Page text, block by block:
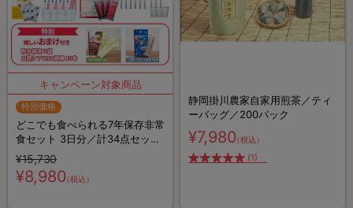
特別価格
どこでも食べられる7年保存非常
食セット 3日分／計34点セット
【特典】粉末緑茶&口腔ケア用
ウェット綿棒
¥15,730
¥8,980（税込）
静岡掛川農家自家用煎茶／ティ
ーバッグ／200パック
¥7,980（税込）
(1)